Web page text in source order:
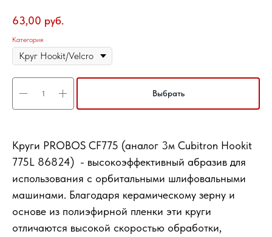
63,00 руб.
Категория
Выбрать
Круги PROBOS CF775 (аналог 3м Cubitron Hookit
775L 86824) - высокоэффективный абразив для
использования с орбитальными шлифовальными
машинами. Благодаря керамическому зерну и
основе из полиэфирной пленки эти круги
отличаются высокой скоростью обработки,